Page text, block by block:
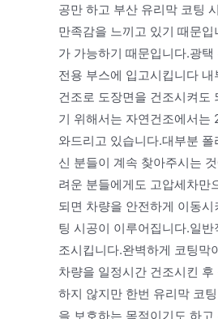
공만 하고 부산 유리막 코팅
만족감을 느끼고 있기 때문
가 가능하기 때문입니다.광
전용 부스에 입고시킵니다
건조로 도장면을 건조시켜도
기 위해서는 자연건조에서는
와드리고 있습니다.대부분
신 분들이 계속 찾아주시는
려운 분들에게도 고압세차만
되면 차량을 안전하게 이동
팅 시공이 이루어집니다.일
조시킵니다.완벽하게 코팅막
차량을 일정시간 건조시킨
하지 않지만 한번 유리막 코
을 보호하는 목적이기도 하